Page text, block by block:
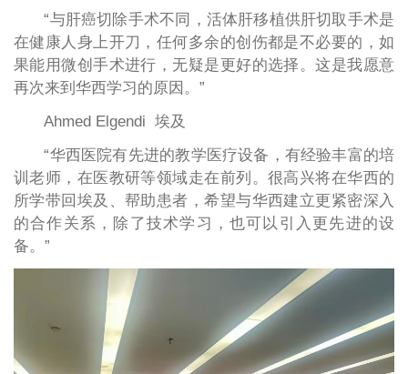
“与肝癌切除手术不同，活体肝移植供肝切取手术是
在健康人身上开刀，任何多余的创伤都是不必要的，如
果能用微创手术进行，无疑是更好的选择。这是我愿意
再次来到华西学习的原因。”
Ahmed Elgendi 埃及
“华西医院有先进的教学医疗设备，有经验丰富的培
训老师，在医教研等领域走在前列。很高兴将在华西的
所学带回埃及、帮助患者，希望与华西建立更紧密深入
的合作关系，除了技术学习，也可以引入更先进的设
备。”